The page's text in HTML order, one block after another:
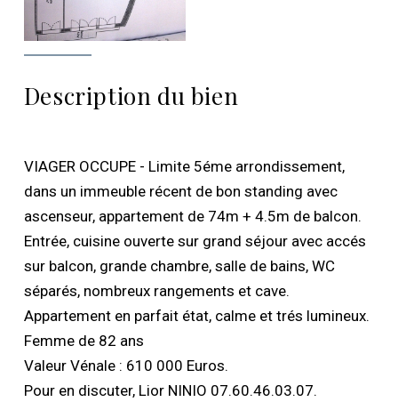
Description du bien
VIAGER OCCUPE - Limite 5éme arrondissement,
dans un immeuble récent de bon standing avec
ascenseur, appartement de 74m + 4.5m de balcon.
Entrée, cuisine ouverte sur grand séjour avec accés
sur balcon, grande chambre, salle de bains, WC
séparés, nombreux rangements et cave.
Appartement en parfait état, calme et trés lumineux.
Femme de 82 ans
Valeur Vénale : 610 000 Euros.
Pour en discuter, Lior NINIO 07.60.46.03.07.